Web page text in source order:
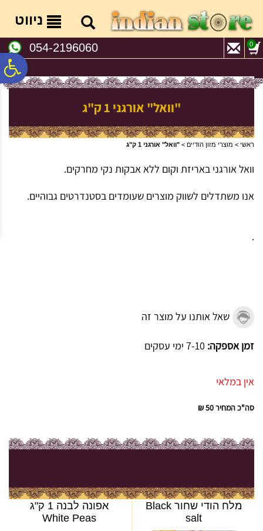
נגישות
אתר
המרכזי
ניווט
054-2196060 0
"וואל" אורגני 1 ק"ג
ראשי > מוצרי מזון הודיים > "וואל" אורגני 1 ק"ג
וואל אורגני באריזת וקום ללא אבקות נקי מחרקים.
אנו משתדלים לשווק מוצרים שעומדים בסטנדרטים גבוהיים.
.
שאל אותנו על מוצר זה
זמן אספקה: 7-10 ימי עסקים
אין במלאי
סה"כ המחיר50 ₪
מלח הודי שחור Black
salt
אפונה לבנה 1 ק"ג
White Peas